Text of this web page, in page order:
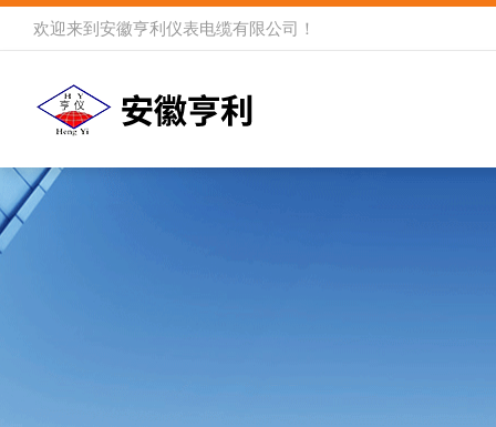
欢迎来到 安徽亨利仪表电缆有限公司 ！